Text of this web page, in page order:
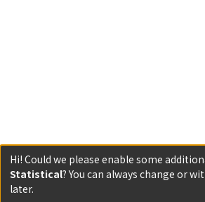
Powered by DSpace and
All items in KURENAI are protected
Hi! Could we please enable some
Statistical? You can always change or
later.